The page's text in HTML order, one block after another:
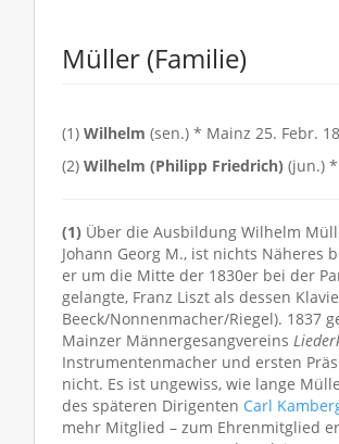
Müller (Familie)
(1) Wilhelm (sen.) * Mainz 25. Febr.
(2) Wilhelm (Philipp Friedrich) (jun.)
(1) Über die Ausbildung Wilhelm
Johann Georg M., ist nichts Näheres
er um die Mitte der 1830er bei der
gelangte, Franz Liszt als dessen
Beeck/Nonnenmacher/Riegel). 1837
Mainzer Männergesangvereins
Instrumentenmacher und ersten
nicht. Es ist ungewiss, wie lange
des späteren Dirigenten Carl
mehr Mitglied – zum Ehrenmitglied